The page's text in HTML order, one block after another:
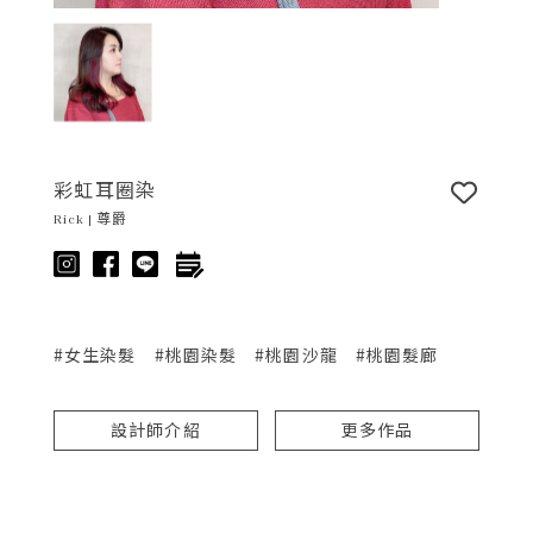
彩虹耳圈染
Rick | 尊爵
#女生染髮 #桃園染髮 #桃園沙龍 #桃園髮廊
設計師介紹 更多作品